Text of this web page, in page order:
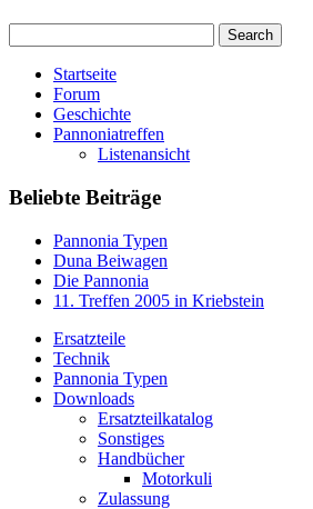
Startseite
Forum
Geschichte
Pannoniatreffen
Listenansicht
Beliebte Beiträge
Pannonia Typen
Duna Beiwagen
Die Pannonia
11. Treffen 2005 in Kriebstein
Ersatzteile
Technik
Pannonia Typen
Downloads
Ersatzteilkatalog
Sonstiges
Handbücher
Motorkuli
Zulassung